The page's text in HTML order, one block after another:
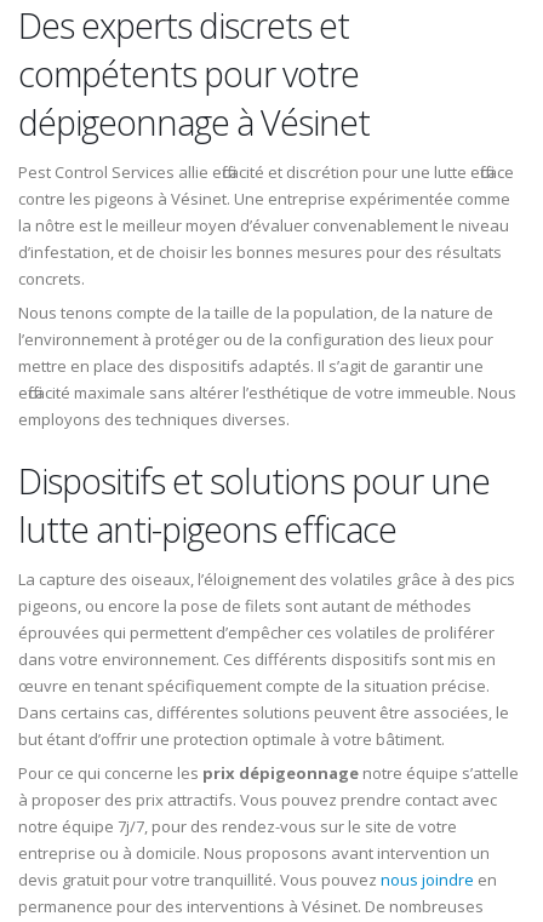
Des experts discrets et
compétents pour votre
dépigeonnage à Vésinet
Pest Control Services allie efficacité et discrétion pour une lutte efficace
contre les pigeons à Vésinet. Une entreprise expérimentée comme
la nôtre est le meilleur moyen d’évaluer convenablement le niveau
d’infestation, et de choisir les bonnes mesures pour des résultats
concrets.
Nous tenons compte de la taille de la population, de la nature de
l’environnement à protéger ou de la configuration des lieux pour
mettre en place des dispositifs adaptés. Il s’agit de garantir une
efficacité maximale sans altérer l’esthétique de votre immeuble. Nous
employons des techniques diverses.
Dispositifs et solutions pour une
lutte anti-pigeons efficace
La capture des oiseaux, l’éloignement des volatiles grâce à des pics
pigeons, ou encore la pose de filets sont autant de méthodes
éprouvées qui permettent d’empêcher ces volatiles de proliférer
dans votre environnement. Ces différents dispositifs sont mis en
œuvre en tenant spécifiquement compte de la situation précise.
Dans certains cas, différentes solutions peuvent être associées, le
but étant d’offrir une protection optimale à votre bâtiment.
Pour ce qui concerne les prix dépigeonnage notre équipe s’attelle
à proposer des prix attractifs. Vous pouvez prendre contact avec
notre équipe 7j/7, pour des rendez-vous sur le site de votre
entreprise ou à domicile. Nous proposons avant intervention un
devis gratuit pour votre tranquillité. Vous pouvez nous joindre en
permanence pour des interventions à Vésinet. De nombreuses